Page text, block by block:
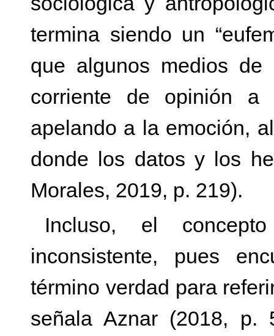
termina siendo un
que algunos medios de
corriente de opinión a
apelando a la emoción,
donde los datos y los
Morales, 2019, p. 219).
Incluso, el
inconsistente, pues
término verdad para
señala Aznar (2018,